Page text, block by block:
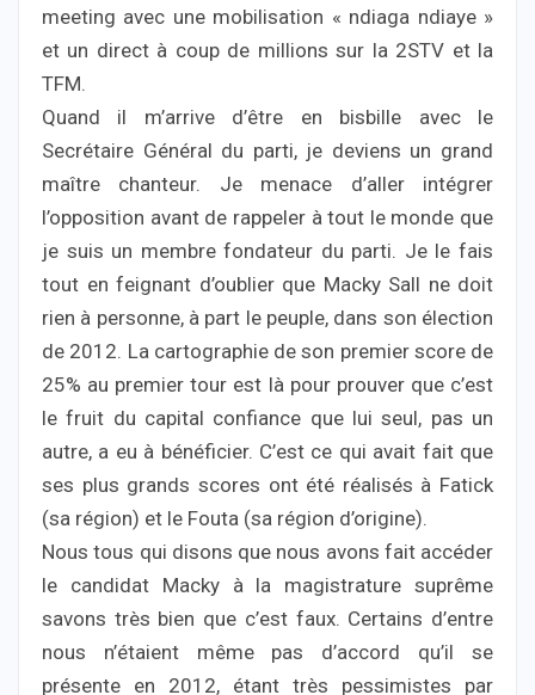
meeting avec une mobilisation « ndiaga ndiaye »
et un direct à coup de millions sur la 2STV et la
TFM.
Quand il m’arrive d’être en bisbille avec le
Secrétaire Général du parti, je deviens un grand
maître chanteur. Je menace d’aller intégrer
l’opposition avant de rappeler à tout le monde que
je suis un membre fondateur du parti. Je le fais
tout en feignant d’oublier que Macky Sall ne doit
rien à personne, à part le peuple, dans son élection
de 2012. La cartographie de son premier score de
25% au premier tour est là pour prouver que c’est
le fruit du capital confiance que lui seul, pas un
autre, a eu à bénéficier. C’est ce qui avait fait que
ses plus grands scores ont été réalisés à Fatick
(sa région) et le Fouta (sa région d’origine).
Nous tous qui disons que nous avons fait accéder
le candidat Macky à la magistrature suprême
savons très bien que c’est faux. Certains d’entre
nous n’étaient même pas d’accord qu’il se
présente en 2012, étant très pessimistes par